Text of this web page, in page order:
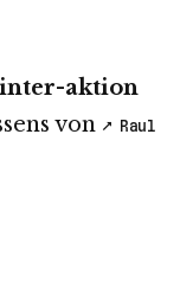
aktion
von
Raul